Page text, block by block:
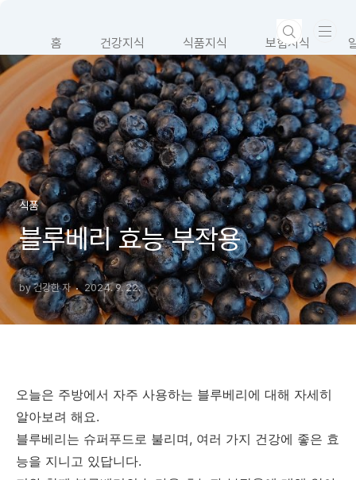
홈 건강지식 식품지식 보험지식
식품
블루베리 효능 부작용
by 건강한 자 2024. 9. 22.
오늘은 주방에서 자주 사용하는 블루베리에 대해 자세히
알아보려 해요.
블루베리는 슈퍼푸드로 불리며, 여러 가지 건강에 좋은 효
능을 지니고 있답니다.